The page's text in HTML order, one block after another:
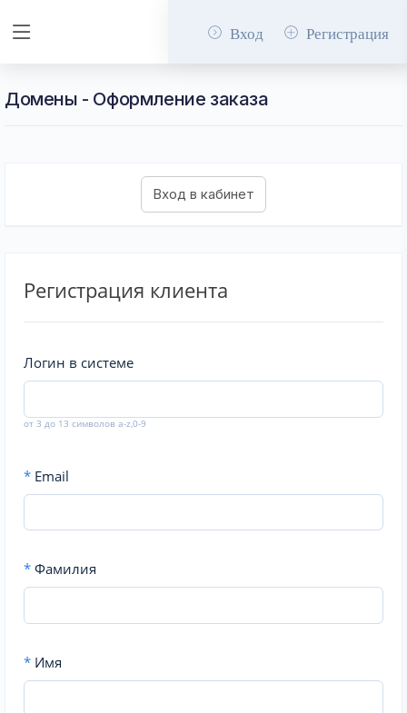
Вход Регистрация
Домены - Оформление заказа
Регистрация клиента
Логин в системе
от 3 до 13 символов a-z,0-9
* Email
* Фамилия
* Имя